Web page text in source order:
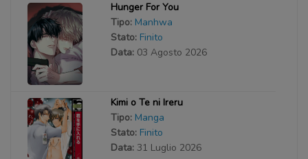
Hunger For You
Tipo: Manhwa
Stato: Finito
Data: 03 Agosto 2026
Kimi o Te ni Ireru
Tipo: Manga
Stato: Finito
Data: 31 Luglio 2026